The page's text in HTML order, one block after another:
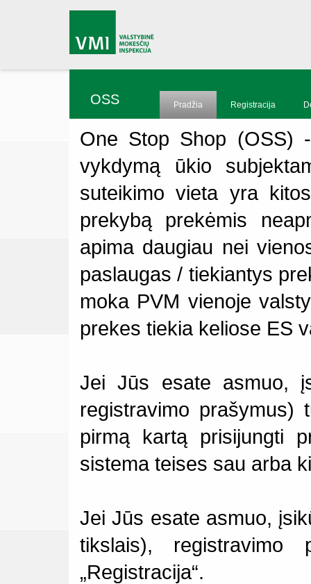
OSS Pradžia Registracija
One Stop Shop (OSS)
vykdymą ūkio
suteikimo vieta yra
prekybą prekėmis
apima daugiau nei
paslaugas / tiekiantys
moka PVM vienoje
prekes tiekia keliose ES
Jei Jūs esate asmuo,
registravimo prašymus)
pirmą kartą prisijungti
sistema teises sau arba
Jei Jūs esate asmuo,
tikslais),
„Registracija“.